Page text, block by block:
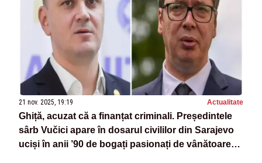
21 nov. 2025, 19:19 Actualitate
Ghiță, acuzat că a finanțat criminali. Președintele
sârb Vučici apare în dosarul civililor din Sarajevo
uciși în anii ’90 de bogați pasionați de vânătoarea